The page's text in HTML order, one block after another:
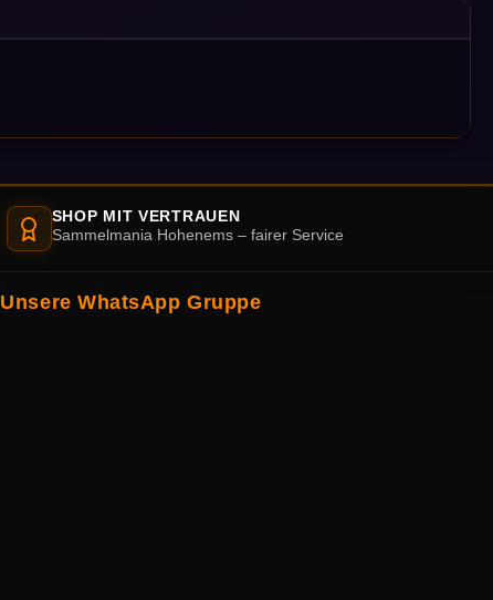
SHOP MIT VERTRAUEN
Sammelmania Hohenems – fairer Service
Unsere WhatsApp Gruppe